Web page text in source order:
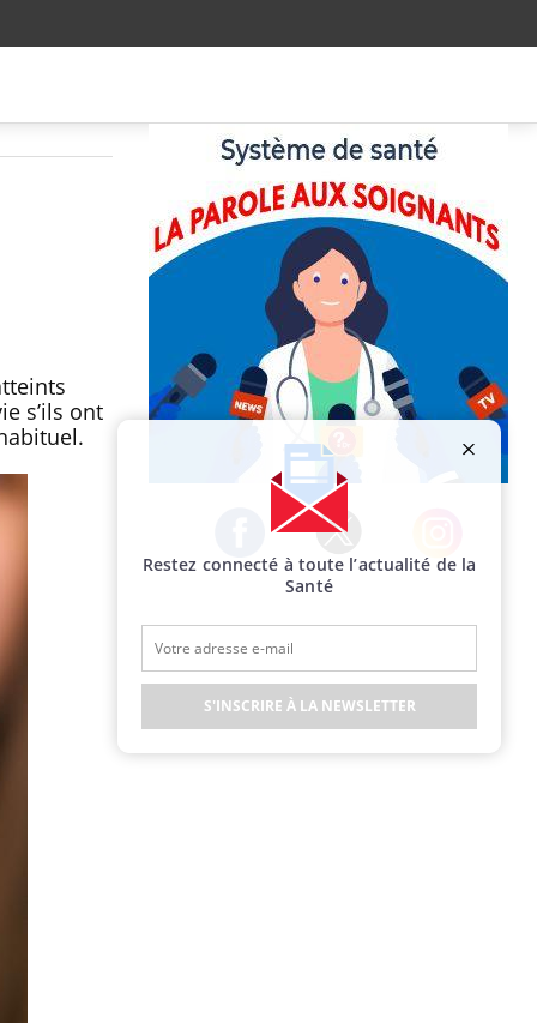
s’ils ont
Facebook Twitter Instagram
Restez connecté à toute l’actualité de la
Santé
S'INSCRIRE À LA NEWSLETTER